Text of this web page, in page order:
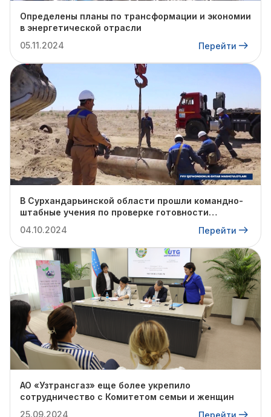
Определены планы по трансформации и экономии
в энергетической отрасли
05.11.2024
Перейти
В Сурхандарьинской области прошли командно-
штабные учения по проверке готовности
отопительному сезону.
04.10.2024 Перейти
АО «Узтрансгаз» еще более укрепило
сотрудничество с Комитетом семьи и женщин
25.09.2024
Перейти